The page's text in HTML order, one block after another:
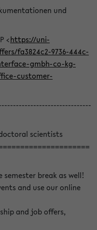
und
<https://uni-
fa3824c2-9736-444c-
gmbh-co-kg-
customer-
scientists
break as well!
and use our online
and job offers,